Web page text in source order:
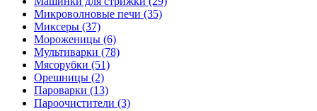
Микроволновые печи (35)
Миксеры (37)
Мороженицы (6)
Мультиварки (78)
Мясорубки (51)
Орешницы (2)
Пароварки (13)
Пароочистители (3)